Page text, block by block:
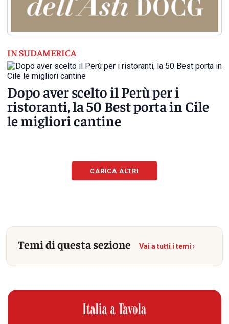
IN SUDAMERICA
Dopo aver scelto il Perù per i
ristoranti, la 50 Best porta in Cile
le migliori cantine
CARICA ALTRI
Temi di questa sezione Vai a tutti i temi ›